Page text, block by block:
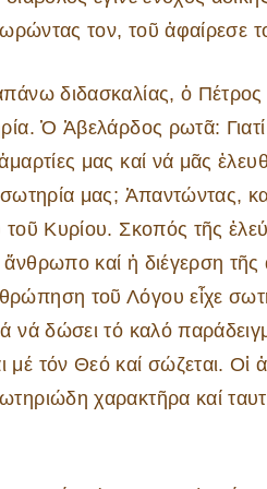
τον, τοῦ ἀφαίρεσε
διδασκαλίας, ὁ
Ὁ Ἀβελάρδος ρωτᾶ:
μας καί νά μᾶς
μας; Ἀπαντώντας,
τοῦ Κυρίου. Σκοπός τῆς
καί ἡ διέγερση τῆς
τοῦ Λόγου εἶχε
νά δώσει τό καλό
μέ τόν Θεό καί σώζεται. Οἱ
χαρακτῆρα καί